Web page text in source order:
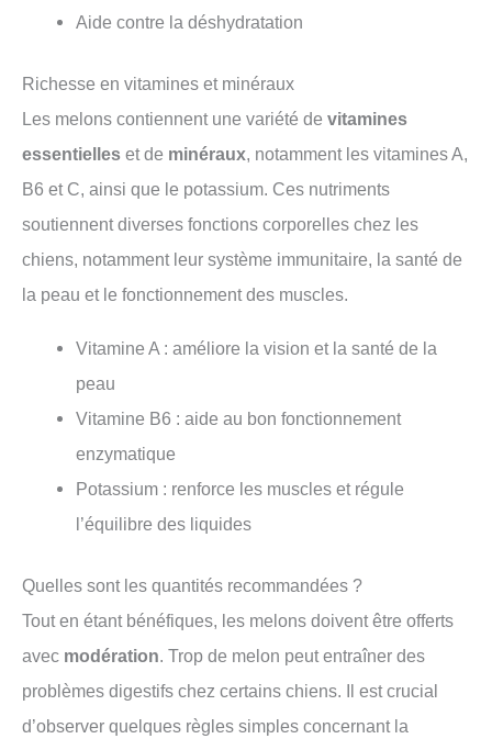
Aide contre la déshydratation
Richesse en vitamines et minéraux
Les melons contiennent une variété de vitamines
essentielles et de minéraux, notamment les vitamines A,
B6 et C, ainsi que le potassium. Ces nutriments
soutiennent diverses fonctions corporelles chez les
chiens, notamment leur système immunitaire, la santé de
la peau et le fonctionnement des muscles.
Vitamine A : améliore la vision et la santé de la
peau
Vitamine B6 : aide au bon fonctionnement
enzymatique
Potassium : renforce les muscles et régule
l’équilibre des liquides
Quelles sont les quantités recommandées ?
Tout en étant bénéfiques, les melons doivent être offerts
avec modération. Trop de melon peut entraîner des
problèmes digestifs chez certains chiens. Il est crucial
d’observer quelques règles simples concernant la